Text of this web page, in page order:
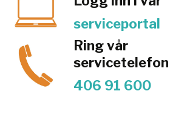
serviceportal
Ring vår
servicetelefon
406 91 600